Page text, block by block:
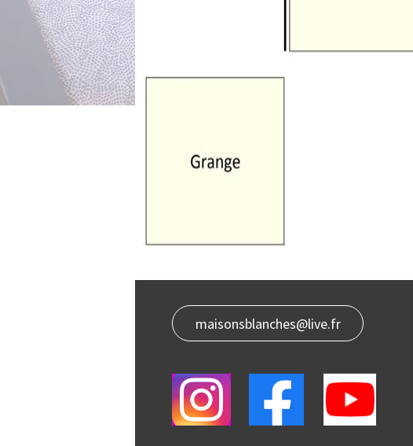
maisonsblanches@live.fr